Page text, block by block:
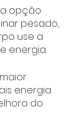
opção
pesado,
use a
energia.
energia
do